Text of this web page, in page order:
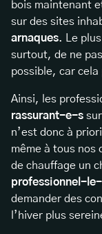
bois maintenant
sur des sites
arnaques. Le
surtout, de ne
possible, car
Ainsi, les
rassurant-e-s
n’est donc à
même à tous nos
de chauffage un
professionnel-
demander des
l’hiver plus